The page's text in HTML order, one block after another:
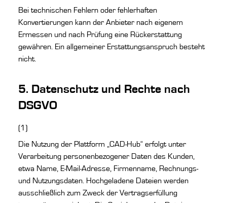
Bei technischen Fehlern oder fehlerhaften
Konvertierungen kann der Anbieter nach eigenem
Ermessen und nach Prüfung eine Rückerstattung
gewähren. Ein allgemeiner Erstattungsanspruch besteht
nicht.
5. Datenschutz und Rechte nach
DSGVO
(1)
Die Nutzung der Plattform „CAD-Hub“ erfolgt unter
Verarbeitung personenbezogener Daten des Kunden,
etwa Name, E-Mail-Adresse, Firmenname, Rechnungs-
und Nutzungsdaten. Hochgeladene Dateien werden
ausschließlich zum Zweck der Vertragserfüllung